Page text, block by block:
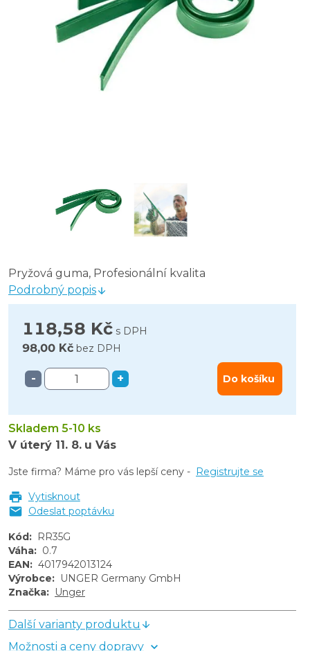
Pryžová guma, Profesionální kvalita
Podrobný popis
118,58 Kč s DPH
98,00 Kč bez DPH
- + Do košíku
Skladem 5-10 ks
V úterý 11. 8. u Vás
Jste firma? Máme pro vás lepší ceny - Registrujte se
Vytisknout
Odeslat poptávku
Kód: RR35G
Váha: 0.7
EAN: 4017942013124
Výrobce: UNGER Germany GmbH
Značka: Unger
Další varianty produktu
Možnosti a ceny dopravy